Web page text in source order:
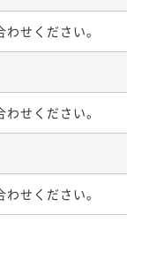
2名 ¥ 18,677 ~
OUT11:00
¥ 20,596 ~
せください。
せください。
せください。